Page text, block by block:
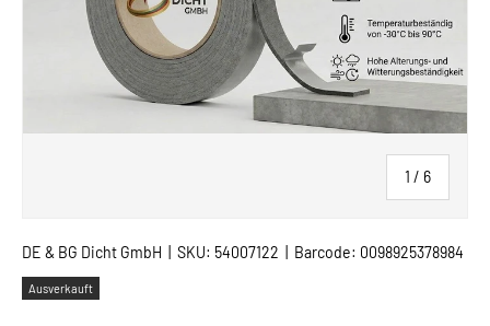
1 / von
6
DE & BG Dicht GmbH SKU: 54007122 Barcode: 0098925378984
Ausverkauft